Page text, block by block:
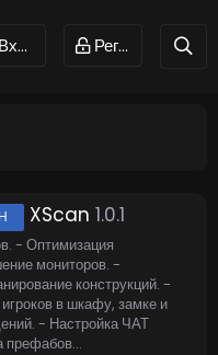
Вход Регистрация
XScan 1.0.1
- Оптимизация
мониторов. -
конструкций. -
в шкафу, замке и
- Настройка ЧАТ
префабов...